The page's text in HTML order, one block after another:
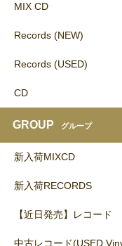
MIX CD
Records (NEW)
Records (USED)
CD
GROUP グループ
新入荷MIXCD
新入荷RECORDS
【近日発売】レコード
中古レコード(USED